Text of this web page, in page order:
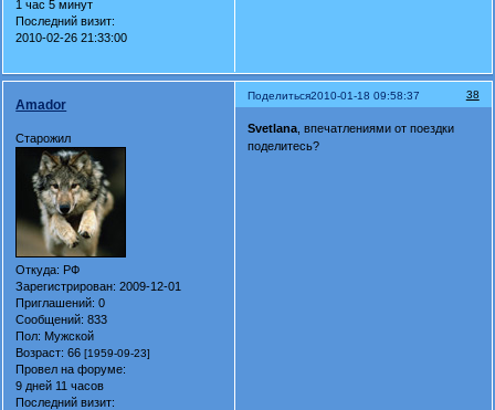
1 час 5 минут
Последний визит:
2010-02-26 21:33:00
Поделиться 38
2010-01-18 09:58:37
Amador
Старожил
Откуда: РФ
Зарегистрирован: 2009-12-01
Приглашений: 0
Сообщений: 833
Пол: Мужской
Возраст: 66[1959-09-23]
Провел на форуме:
9 дней 11 часов
Последний визит:
Svetlana , впечатлениями от поездки
поделитесь?